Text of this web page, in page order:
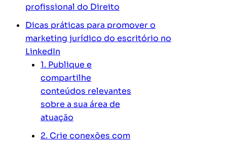
profissional do Direito
Dicas práticas para promover o
marketing jurídico do escritório no
LinkedIn
1. Publique e
compartilhe
conteúdos relevantes
sobre a sua área de
atuação
2. Crie conexões com